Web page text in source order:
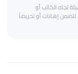
تجاه الكاتب أو
تتضمن إهانات أو تحريضاً